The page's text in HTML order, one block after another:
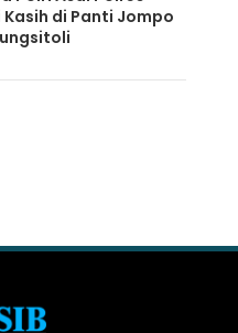
Kasih di Panti Jompo